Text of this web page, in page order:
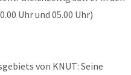
Uhr und 05.00 Uhr)
von KNUT: Seine